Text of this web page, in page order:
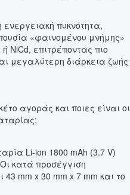
πυκνότητα,
«φαινομένου μνήμης»
NiCd, επιτρέποντας πιο
μεγαλύτερη διάρκεια ζωής
αγοράς και ποιες είναι οι
Li-ion 1800 mAh (3.7 V)
κατά προσέγγιση
mm x 30 mm x 7 mm και το